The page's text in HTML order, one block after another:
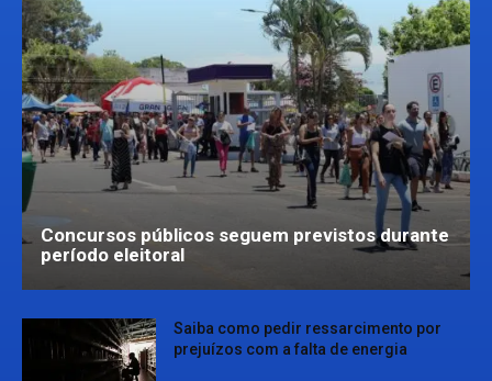
Concursos públicos seguem previstos durante
período eleitoral
Saiba como pedir ressarcimento por
prejuízos com a falta de energia